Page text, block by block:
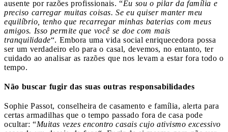
ausente por razões profissionais. “Eu sou o pilar da família e
preciso carregar muitas coisas. Se eu quiser manter meu
equilíbrio, tenho que recarregar minhas baterias com meus
amigos. Isso permite que você se doe com mais
tranquilidade“. Embora uma vida social enriquecedora possa
ser um verdadeiro elo para o casal, devemos, no entanto, ter
cuidado ao analisar as razões que nos levam a estar fora todo o
tempo.
Não buscar fugir das suas outras responsabilidades
Sophie Passot, conselheira de casamento e família, alerta para
certas armadilhas que o tempo passado fora de casa pode
ocultar: “Muitas vezes encontro casais cujo ativismo excessivo